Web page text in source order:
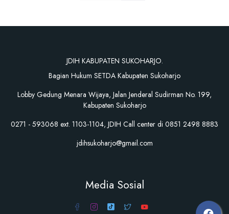
JDIH KABUPATEN SUKOHARJO.
Bagian Hukum SETDA Kabupaten Sukoharjo
Lobby Gedung Menara Wijaya, Jalan Jenderal Sudirman No. 199,
Kabupaten Sukoharjo
0271 - 593068 ext. 1103-1104, JDIH Call center di 0851 2498 8883
jdihsukoharjo@gmail.com
Media Sosial